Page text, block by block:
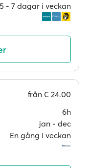
5 ‐ 7 dagar i veckan
från € 24.00
6h
jan ‐ dec
En gång i veckan